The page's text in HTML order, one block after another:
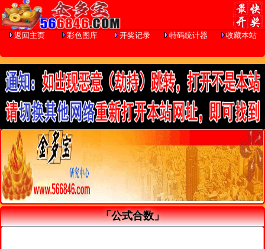
返回主页 彩色图库 开奖记录 特码统计器 收藏本站
「公式合数」